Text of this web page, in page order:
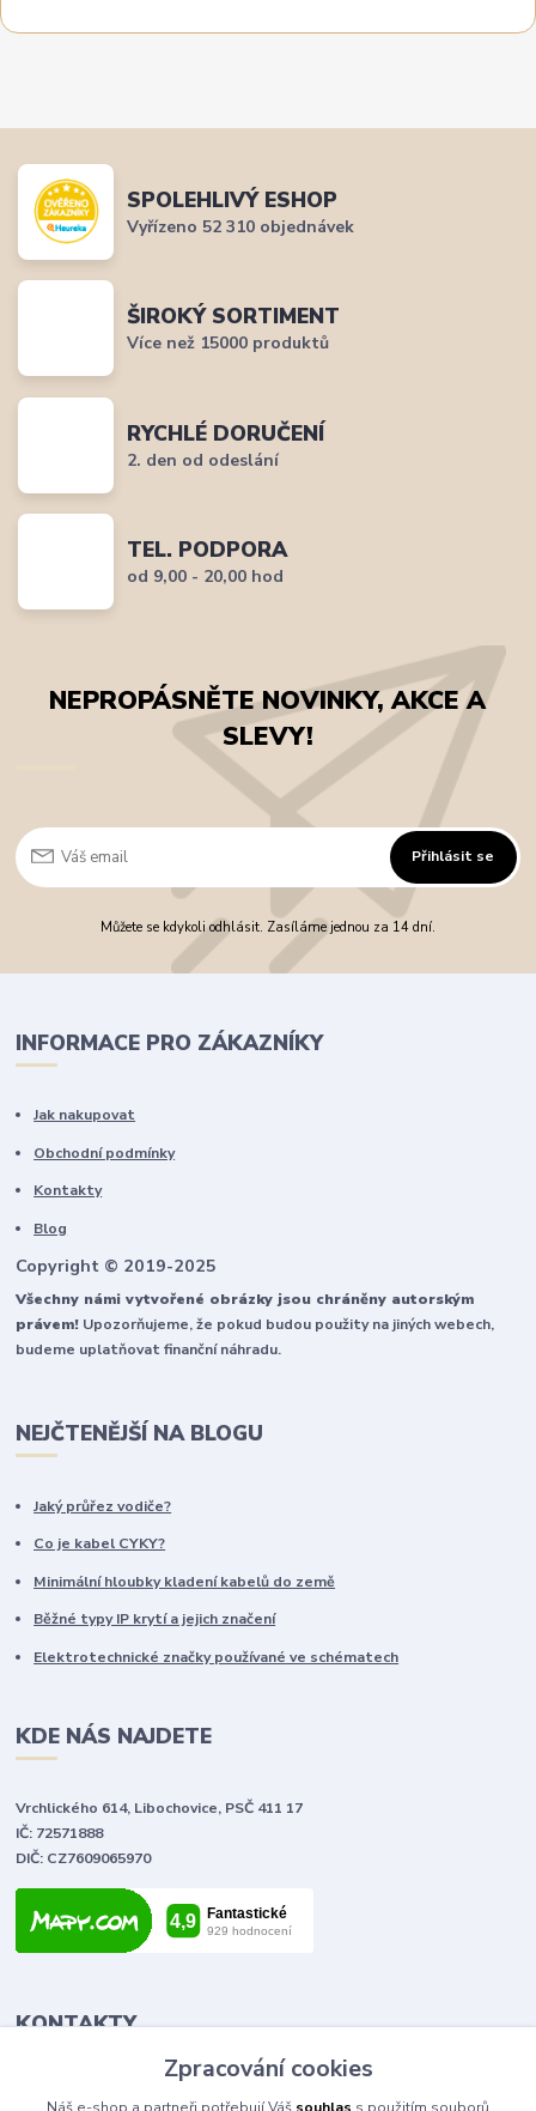
SPOLEHLIVÝ ESHOP
Vyřízeno 52 310 objednávek
ŠIROKÝ SORTIMENT
Více než 15000 produktů
RYCHLÉ DORUČENÍ
2. den od odeslání
TEL. PODPORA
od 9,00 - 20,00 hod
NEPROPÁSNĚTE NOVINKY, AKCE A
SLEVY!
Přihlásit se
Můžete se kdykoli odhlásit. Zasíláme jednou za 14 dní.
INFORMACE PRO ZÁKAZNÍKY
Jak nakupovat
Obchodní podmínky
Kontakty
Blog
Copyright © 2019-2025
Všechny námi vytvořené obrázky jsou chráněny autorským
právem! Upozorňujeme, že pokud budou použity na jiných webech,
budeme uplatňovat finanční náhradu.
NEJČTENĚJŠÍ NA BLOGU
Jaký průřez vodiče?
Co je kabel CYKY?
Minimální hloubky kladení kabelů do země
Běžné typy IP krytí a jejich značení
Elektrotechnické značky používané ve schématech
KDE NÁS NAJDETE
Vrchlického 614, Libochovice, PSČ 411 17
IČ: 72571888
DIČ: CZ7609065970
KONTAKTY
Tomáš Vlček
Zpracování cookies
Náš e-shop a partneři potřebují Váš souhlas s použitím souborů